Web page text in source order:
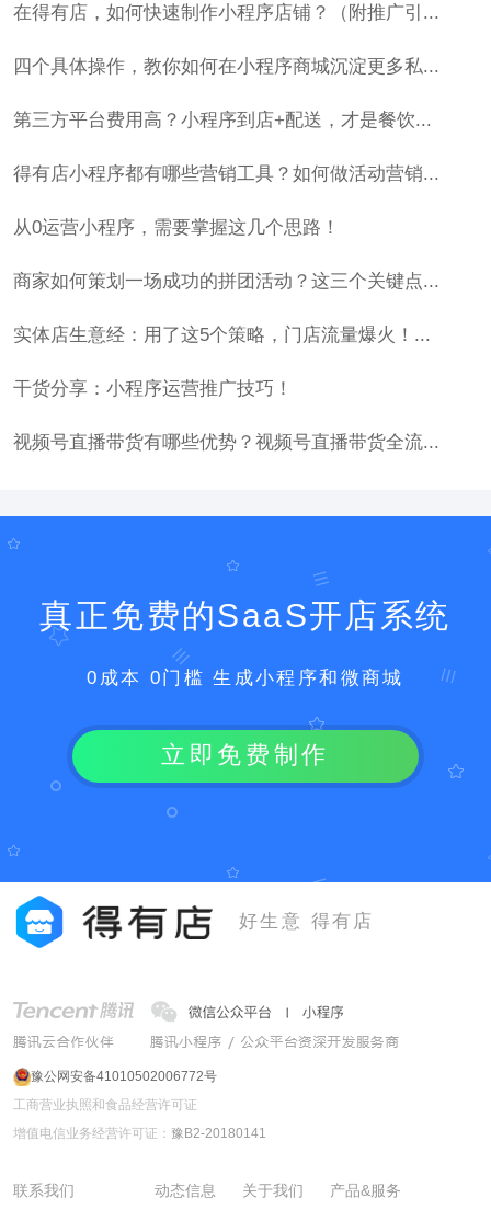
在得有店，如何快速制作小程序店铺？（附推广引...
四个具体操作，教你如何在小程序商城沉淀更多私...
第三方平台费用高？小程序到店+配送，才是餐饮...
得有店小程序都有哪些营销工具？如何做活动营销...
从0运营小程序，需要掌握这几个思路！
商家如何策划一场成功的拼团活动？这三个关键点...
实体店生意经：用了这5个策略，门店流量爆火！...
干货分享：小程序运营推广技巧！
视频号直播带货有哪些优势？视频号直播带货全流...
真正免费的SaaS开店系统
0成本 0门槛 生成小程序和微商城
立即免费制作
好生意 得有店
豫公网安备41010502006772号
工商营业执照和食品经营许可证
增值电信业务经营许可证： 豫B2-20180141
联系我们 动态信息 关于我们 产品&服务